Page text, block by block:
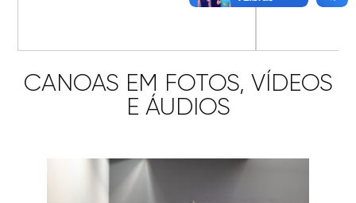
CANOAS EM FOTOS, VÍDEOS
E ÁUDIOS